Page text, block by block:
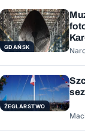
GDAŃSK
ŻEGLARSTWO